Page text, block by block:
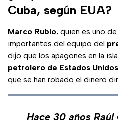
Cuba, según EUA?
Marco Rubio, quien es uno
importantes del equipo del
dijo que los apagones en la
petrolero de Estados Unidos
que se han robado el dinero
Hace 30 años